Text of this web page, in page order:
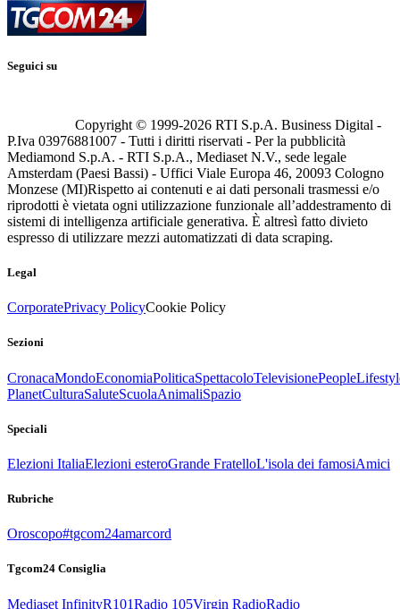
Seguici su
Copyright © 1999-2026 RTI S.p.A. Business Digital -
P.Iva 03976881007 - Tutti i diritti riservati - Per la pubblicità
Mediamond S.p.A. - RTI S.p.A., Mediaset N.V., sede legale
Amsterdam (Paesi Bassi) - Uffici Viale Europa 46, 20093 Cologno
Monzese (MI)Rispetto ai contenuti e ai dati personali trasmessi e/o
riprodotti è vietata ogni utilizzazione funzionale all’addestramento di
sistemi di intelligenza artificiale generativa. È altresì fatto divieto
espresso di utilizzare mezzi automatizzati di data scraping.
Legal
CorporatePrivacy PolicyCookie Policy
Sezioni
CronacaMondoEconomiaPoliticaSpettacoloTelevisionePeople
PlanetCulturaSaluteScuolaAnimaliSpazio
Speciali
Elezioni ItaliaElezioni esteroGrande FratelloL'isola dei famosiAmici
Rubriche
Oroscopo#tgcom24amarcord
Tgcom24 Consiglia
Mediaset InfinityR101Radio 105Virgin RadioRadio